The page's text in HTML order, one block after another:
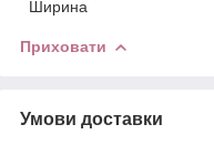
Ширина
Приховати
Умови доставки